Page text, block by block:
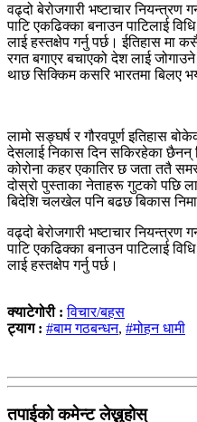
वढ्दो बेरोजगारी भष्टाचार
पाटि एकढिक्का बनाउन पाटिलाई
लाई हस्तक्षेप गर्नु पर्छ। ईतिहास मा
रगत बगाएर बचाएको देश लाई
थाछ सिक्किम कसरि भारतमा बिलए
लामो सङ्घर्ष र गौरवपूर्ण इतिहास
देसलाई निकास दिन सकिरहेका
कोरोना कहर एकातिर छ जता ततै
दोस्रो पुस्ताका नेताहरू गुटको पछि
बिदेशि चलखेल पनि बढ‌छ बिकास
वढ्दो बेरोजगारी भष्टाचार
पाटि एकढिक्का बनाउन पाटिलाई
लाई हस्तक्षेप गर्नु पर्छ।
क्याटेगोरी :विचार/बहस
ट्याग : #बाम गठबन्धन, #मोहन धामी
तपाईको कमेन्ट लेख्नुहोस्